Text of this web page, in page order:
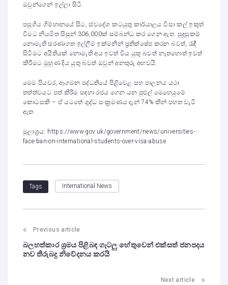
ඔවුන්ගෙන් ඉල්ලා සිටී.
පසුගිය ගිම්හානයේ සිට, ස්වදේශ කටයුතු කාර්යාලය වීසා කල් ඉකුත්
වීමට නියමිත සිසුන් 306,000ක් සම්බන්ධ කර ගෙන ඇත. සුදුසුකම්
නොමැති සරණාගත ඉල්ලීම් ඉක්මනින් ප්‍රතික්ෂේප කරන බවත්, රැඳී
සිටීමට අයිතියක් නොමැති අය ඉවත් විය යුතු බවත් නැතහොත් ඉවත්
කිරීමට මුහුණ දිය යුතු බවත් ඔවුන් අනතුරු අඟවයි.
මෙම පියවර, ආගමන පද්ධතියේ පිළිවෙළ සහ පාලනය යථා
තත්ත්වයට පත් කිරීම සඳහා රජය ගෙන යන පුළුල් මෙහෙයුමේ
කොටසකි – ඒ යටතේ ශුද්ධ සංක්‍රමණය දැන් 74% කින් පහත වැටී
ඇත.
මූලාශ්‍රය: https://www.gov.uk/government/news/universities-
face-ban-on-international-students-over-visa-abuse
Tags International News
Previous article
බලහත්කාර ශ්‍රමය පිළිබඳ ගැටලු හේතුවෙන් එක්සත් ජනපදය
නව තීරුබදු නිවේදනය කරයි
Next article